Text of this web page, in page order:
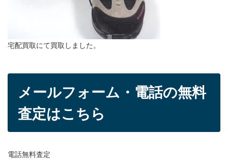
宅配買取にて買取しました。
メールフォーム・電話の無料
査定はこちら
電話無料査定